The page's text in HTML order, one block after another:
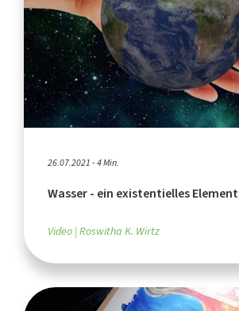
26.07.2021 - 4 Min.
Wasser - ein existentielles Element
Video Roswitha K. Wirtz